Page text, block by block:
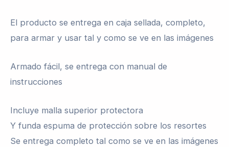
El producto se entrega en caja sellada, completo,
para armar y usar tal y como se ve en las imágenes
Armado fácil, se entrega con manual de
instrucciones
Incluye malla superior protectora
Y funda espuma de protección sobre los resortes
Se entrega completo tal como se ve en las imágenes